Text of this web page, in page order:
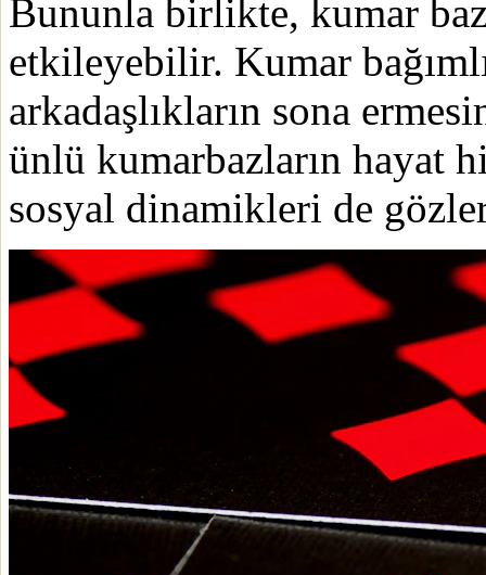
Bununla birlikte, kumar
etkileyebilir. Kumar
arkadaşlıkların sona
ünlü kumarbazların hayat
sosyal dinamikleri de